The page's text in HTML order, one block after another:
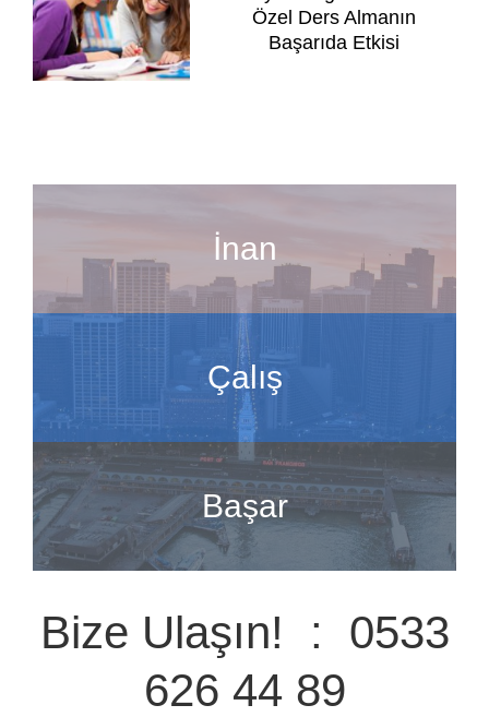
Özel Ders Almanın
Başarıda Etkisi
İnan
Çalış
Başar
Bize Ulaşın! : 0533
626 44 89